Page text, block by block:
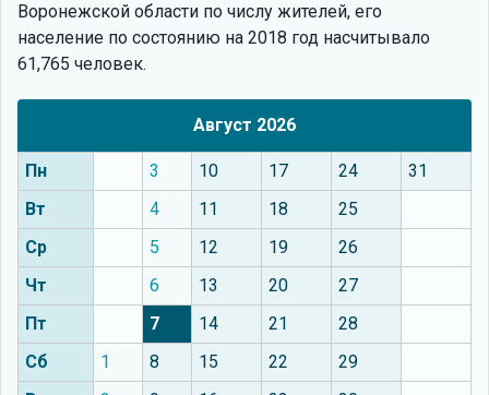
Воронежской области по числу жителей, его
население по состоянию на 2018 год насчитывало
61,765 человек.
Август 2026
Пн 3 10 17 24
31
Вт
4 11 18
25
Ср
5 12 19
26
Чт
6 13 20
27
Пт
7 14 21
28
Сб
1 8 15 22
29